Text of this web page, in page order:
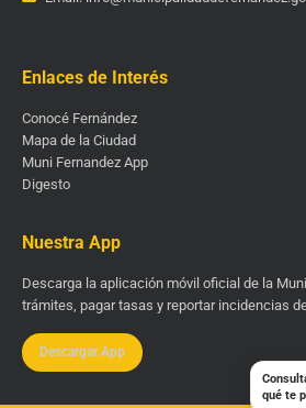
Enlaces de Interés
Conocé Fernández
Mapa de la Ciudad
Muni Fernandez App
Digesto
Nuestra App
Descarga la aplicación móvil oficial de la
trámites, pagar tasas y reportar incidencias
Descargar App
qué te